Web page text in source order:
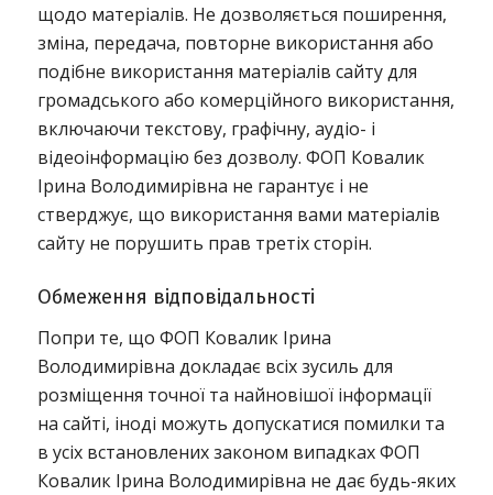
щодо матеріалів. Не дозволяється поширення,
зміна, передача, повторне використання або
подібне використання матеріалів сайту для
громадського або комерційного використання,
включаючи текстову, графічну, аудіо- і
відеоінформацію без дозволу. ФОП Ковалик
Ірина Володимирівна не гарантує і не
стверджує, що використання вами матеріалів
сайту не порушить прав третіх сторін.
Обмеження відповідальності
Попри те, що ФОП Ковалик Ірина
Володимирівна докладає всіх зусиль для
розміщення точної та найновішої інформації
на сайті, іноді можуть допускатися помилки та
в усіх встановлених законом випадках ФОП
Ковалик Ірина Володимирівна не дає будь-яких